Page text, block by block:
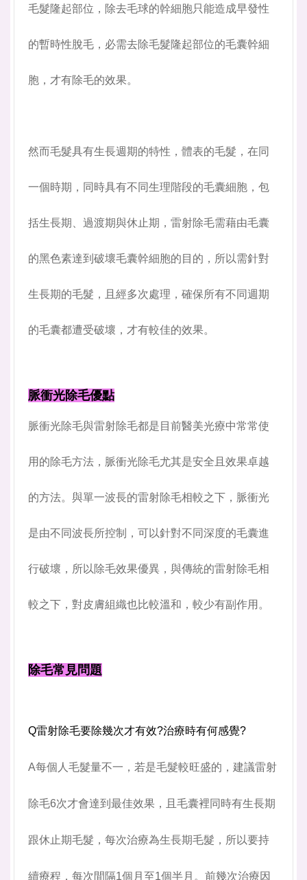
毛髮隆起部位，除去毛球的幹細胞只能造成早發性
的暫時性脫毛，必需去除毛髮隆起部位的毛囊幹細
胞，才有除毛的效果。
然而毛髮具有生長週期的特性，體表的毛髮，在同
一個時期，同時具有不同生理階段的毛囊細胞，包
括生長期、過渡期與休止期，雷射除毛需藉由毛囊
的黑色素達到破壞毛囊幹細胞的目的，所以需針對
生長期的毛髮，且經多次處理，確保所有不同週期
的毛囊都遭受破壞，才有較佳的效果。
脈衝光除毛優點
脈衝光除毛與雷射除毛都是目前醫美光療中常常使
用的除毛方法，脈衝光除毛尤其是安全且效果卓越
的方法。與單一波長的雷射除毛相較之下，脈衝光
是由不同波長所控制，可以針對不同深度的毛囊進
行破壞，所以除毛效果優異，與傳統的雷射除毛相
較之下，對皮膚組織也比較溫和，較少有副作用。
除毛常見問題
Q雷射除毛要除幾次才有效?治療時有何感覺?
A每個人毛髮量不一，若是毛髮較旺盛的，建議雷射
除毛6次才會達到最佳效果，且毛囊裡同時有生長期
跟休止期毛髮，每次治療為生長期毛髮，所以要持
續療程，每次間隔1個月至1個半月。前幾次治療因